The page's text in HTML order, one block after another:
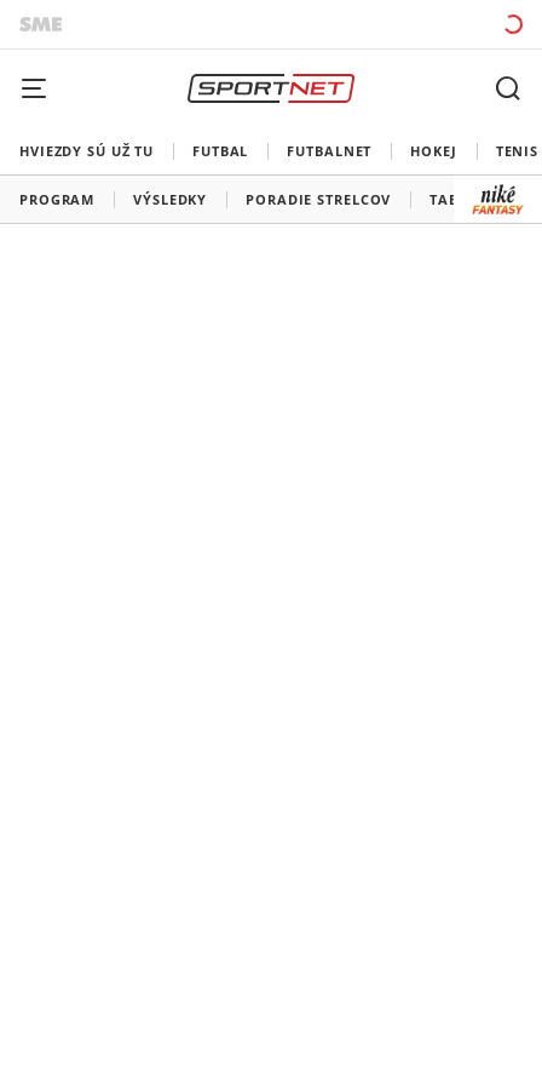
HVIEZDY SÚ UŽ TU FUTBAL FUTBALNET HOKEJ TENIS
PROGRAM VÝSLEDKY PORADIE STRELCOV TABUĽKY A